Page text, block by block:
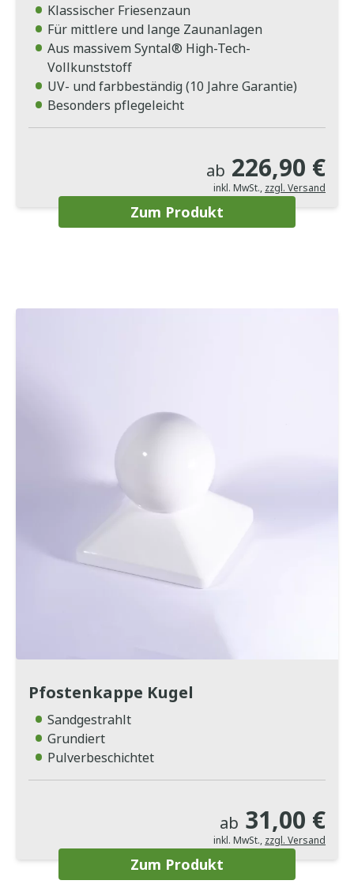
Klassischer Friesenzaun
Für mittlere und lange Zaunanlagen
Aus massivem Syntal® High-Tech-
Vollkunststoff
UV- und farbbeständig (10 Jahre Garantie)
Besonders pflegeleicht
ab 226,90 €
inkl. MwSt., zzgl. Versand
Zum Produkt
Pfostenkappe Kugel
Sandgestrahlt
Grundiert
Pulverbeschichtet
ab 31,00 €
inkl. MwSt., zzgl. Versand
Zum Produkt